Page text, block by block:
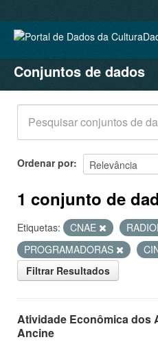
CONJUNTOS DE DADOS
ORGANIZAÇÕES
GRUPOS
SOBRE
Conjuntos de dados
Ordenar por
1 conjunto de
Etiquetas: CNAE
PROGRAMADORAS
Filtrar Resultados
Atividade Econômica dos
Ancine